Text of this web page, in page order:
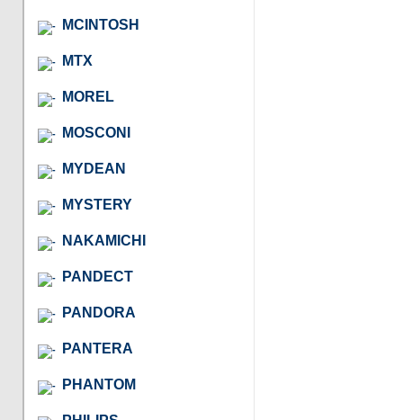
MCINTOSH
MTX
MOREL
MOSCONI
MYDEAN
MYSTERY
NAKAMICHI
PANDECT
PANDORA
PANTERA
PHANTOM